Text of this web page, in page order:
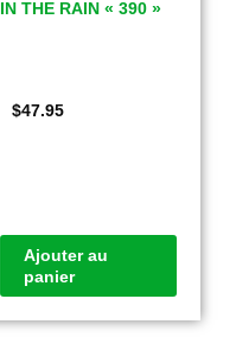
IN THE RAIN « 390 »
$47.95
Ajouter au
panier